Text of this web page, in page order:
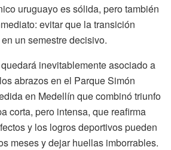
uruguayo es sólida, pero también
evitar que la transición
un semestre decisivo.
inevitablemente asociado a
abrazos en el Parque Simón
en Medellín que combinó triunfo
corta, pero intensa, que reafirma
y los logros deportivos pueden
meses y dejar huellas imborrables.